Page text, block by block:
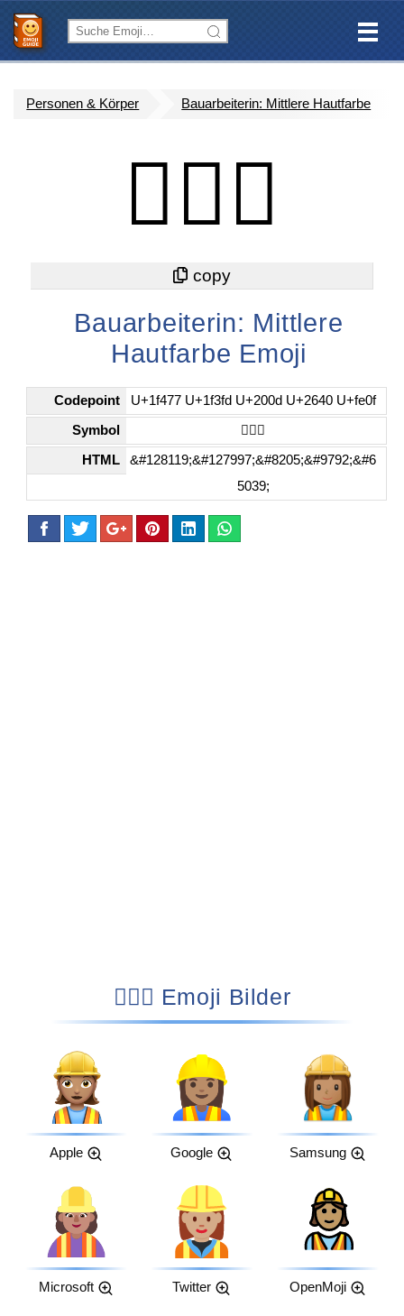
Personen & Körper Bauarbeiterin: Mittlere Hautfarbe
👷🏽‍♀️
Bauarbeiterin: Mittlere
Hautfarbe Emoji
Codepoint U+1f477 U+1f3fd U+200d U+2640 U+fe0f
Symbol 👷🏽‍♀️
HTML
&#128119;&#127997;&#8205;&#9792;&#6
5039;
👷🏽‍♀️ Emoji Bilder
Apple Google Samsung
Microsoft Twitter OpenMoji